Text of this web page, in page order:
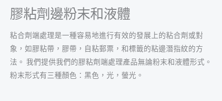
膠粘劑邊粉末和液體
粘合劑端處理是一種容易地進行有效的發展上的粘合劑或對
象，如膠粘帶，膠帶，自粘郵票，和標籤的粘邊潛指紋的方
法。 我們提供我們的膠粘劑端處理產品無論粉末和液體形式。
粉末形式有三種顏色：黑色，光，螢光。